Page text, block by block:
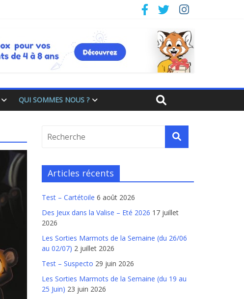
QUI SOMMES NOUS ?
Articles récents
Test – Cartétoile 6 août 2026
Des Jeux dans la Valise – Eté 2026 17 juillet
2026
Les Sorties Marmots de la Semaine (du 26/06
au 02/07) 2 juillet 2026
Test – Suspecto 29 juin 2026
Les Sorties Marmots de la Semaine (du 19 au
25 Juin) 23 juin 2026